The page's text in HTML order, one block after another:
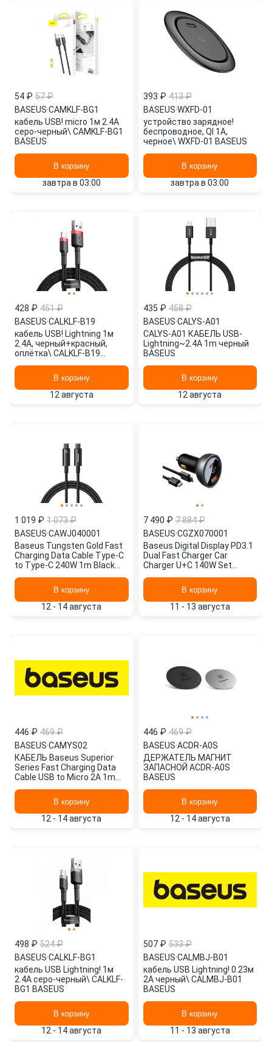
54 ₽ 57 ₽
BASEUS·CAMKLF-BG1
кабель USB! micro 1м 2.4A
серо-черный\ CAMKLF-BG1
BASEUS
В корзину
завтра в 03:00
393 ₽ 413 ₽
BASEUS·WXFD-01
устройство зарядное!
беспроводное, QI 1A,
черное\ WXFD-01 BASEUS
В корзину
завтра в 03:00
428 ₽ 451 ₽
BASEUS·CALKLF-B19
кабель USB! Lightning 1м
2.4A, черный+красный,
оплётка\ CALKLF-B19
В корзину
12 августа
435 ₽ 458 ₽
BASEUS·CALYS-A01
CALYS-A01 КАБЕЛЬ USB-
Lightning~2.4A 1m черный
BASEUS
В корзину
12 августа
1 019 ₽ 1 073 ₽
BASEUS·CAWJ040001
Baseus Tungsten Gold Fast
Charging Data Cable Type-C
to Type-C 240W 1m Black
В корзину
12 - 14 августа
7 490 ₽ 7 884 ₽
BASEUS·CGZX070001
Baseus Digital Display PD3.1
Dual Fast Charger Car
Charger U+C 140W Set
CGZX070001В корзину
11 - 13 августа
446 ₽ 469 ₽
BASEUS·CAMYS02
КАБЕЛЬ Baseus Superior
Series Fast Charging Data
Cable USB to Micro 2A 1m
В корзину
12 - 14 августа
446 ₽ 469 ₽
BASEUS·ACDR-A0S
ДЕРЖАТЕЛЬ МАГНИТ
ЗАПАСНОЙ ACDR-A0S
BASEUS
В корзину
12 - 14 августа
498 ₽ 524 ₽
BASEUS·CALKLF-BG1
кабель USB Lightning! 1м
2.4A серо-черный\ CALKLF-
BG1 BASEUS
В корзину
12 - 14 августа
507 ₽ 533 ₽
BASEUS·CALMBJ-B01
кабель USB Lightning! 0.23м
2A черный\ CALMBJ-B01
BASEUS
В корзину
11 - 13 августа